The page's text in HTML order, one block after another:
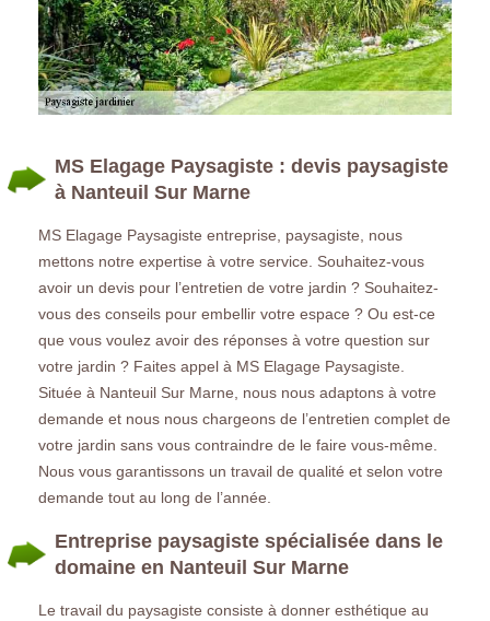
MS Elagage Paysagiste : devis paysagiste
à Nanteuil Sur Marne
MS Elagage Paysagiste entreprise, paysagiste, nous
mettons notre expertise à votre service. Souhaitez-vous
avoir un devis pour l’entretien de votre jardin ? Souhaitez-
vous des conseils pour embellir votre espace ? Ou est-ce
que vous voulez avoir des réponses à votre question sur
votre jardin ? Faites appel à MS Elagage Paysagiste.
Située à Nanteuil Sur Marne, nous nous adaptons à votre
demande et nous nous chargeons de l’entretien complet de
votre jardin sans vous contraindre de le faire vous-même.
Nous vous garantissons un travail de qualité et selon votre
demande tout au long de l’année.
Entreprise paysagiste spécialisée dans le
domaine en Nanteuil Sur Marne
Le travail du paysagiste consiste à donner esthétique au